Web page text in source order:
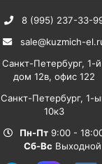
8 (995) 237-33-
sale@kuzmich-
Санкт-Петербург, 1-
дом 12в, офис 122
Санкт-Петербург, 1-
10к3
Пн-Пт 9:00 -
Сб-Вс Выходной